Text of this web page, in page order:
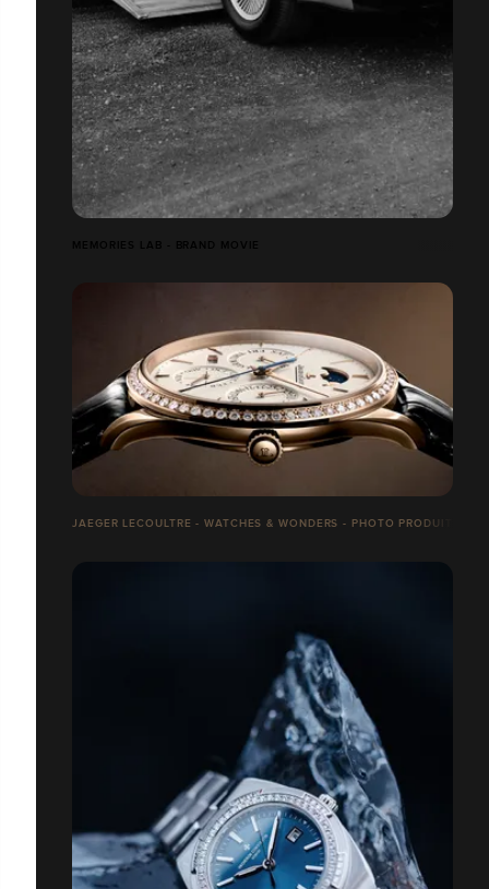
MEMORIES LAB - BRAND MOVIE
JAEGER LECOULTRE - WATCHES & WONDERS - PHOTO PRODUITS